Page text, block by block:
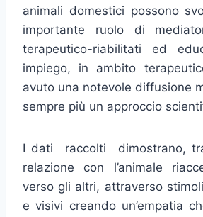
animali domestici possono
importante ruolo di
terapeutico-riabilitati ed
impiego, in ambito
avuto una notevole diffusione
sempre più un approccio
I dati raccolti dimostrano,
relazione con l’animale
verso gli altri, attraverso
e visivi creando un’empatia